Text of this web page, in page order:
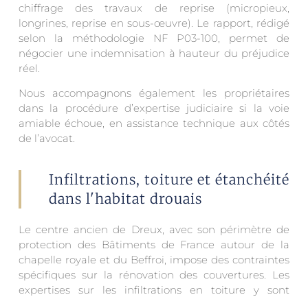
chiffrage des travaux de reprise (micropieux,
longrines, reprise en sous-œuvre). Le rapport, rédigé
selon la méthodologie NF P03-100, permet de
négocier une indemnisation à hauteur du préjudice
réel.
Nous accompagnons également les propriétaires
dans la procédure d’expertise judiciaire si la voie
amiable échoue, en assistance technique aux côtés
de l’avocat.
Infiltrations, toiture et étanchéité
dans l'habitat drouais
Le centre ancien de Dreux, avec son périmètre de
protection des Bâtiments de France autour de la
chapelle royale et du Beffroi, impose des contraintes
spécifiques sur la rénovation des couvertures. Les
expertises sur les infiltrations en toiture y sont